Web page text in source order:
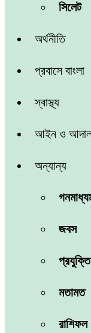
সিলেট
অর্থনীতি
প্রবাসে বাংলা
স্বাস্থ্য
আইন ও
অন্যান্য
জবস
প্রযুক্তি
মতামত
রাশিফল